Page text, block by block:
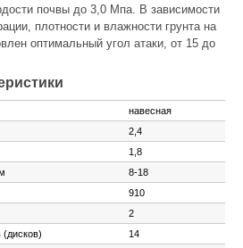
почвы до 3,0 Мпа. В зависимости
плотности и влажности грунта на
оптимальный угол атаки, от 15 до
навесная
2,4
1,8
8-18
910
2
(дисков)
14